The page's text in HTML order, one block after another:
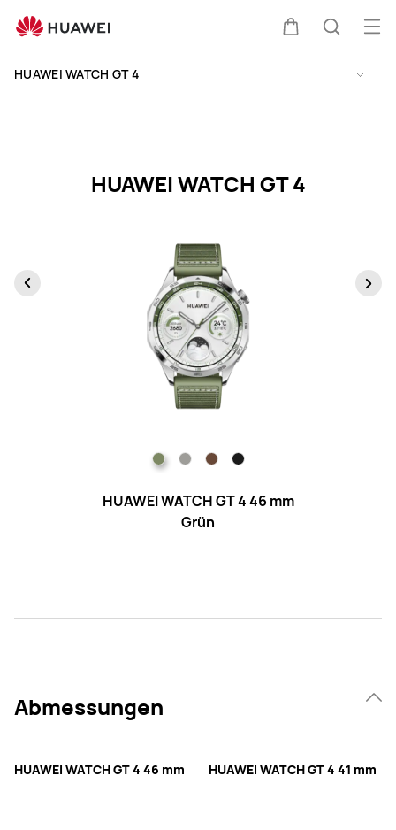
WATCH
Specification
HUAWEI WATCH GT 4
HUAWEI WATCH GT 4
HUAWEI WATCH GT 4 46 mm
Grün
Abmessungen
HUAWEI WATCH GT 4 46 mm HUAWEI WATCH GT 4 41 mm